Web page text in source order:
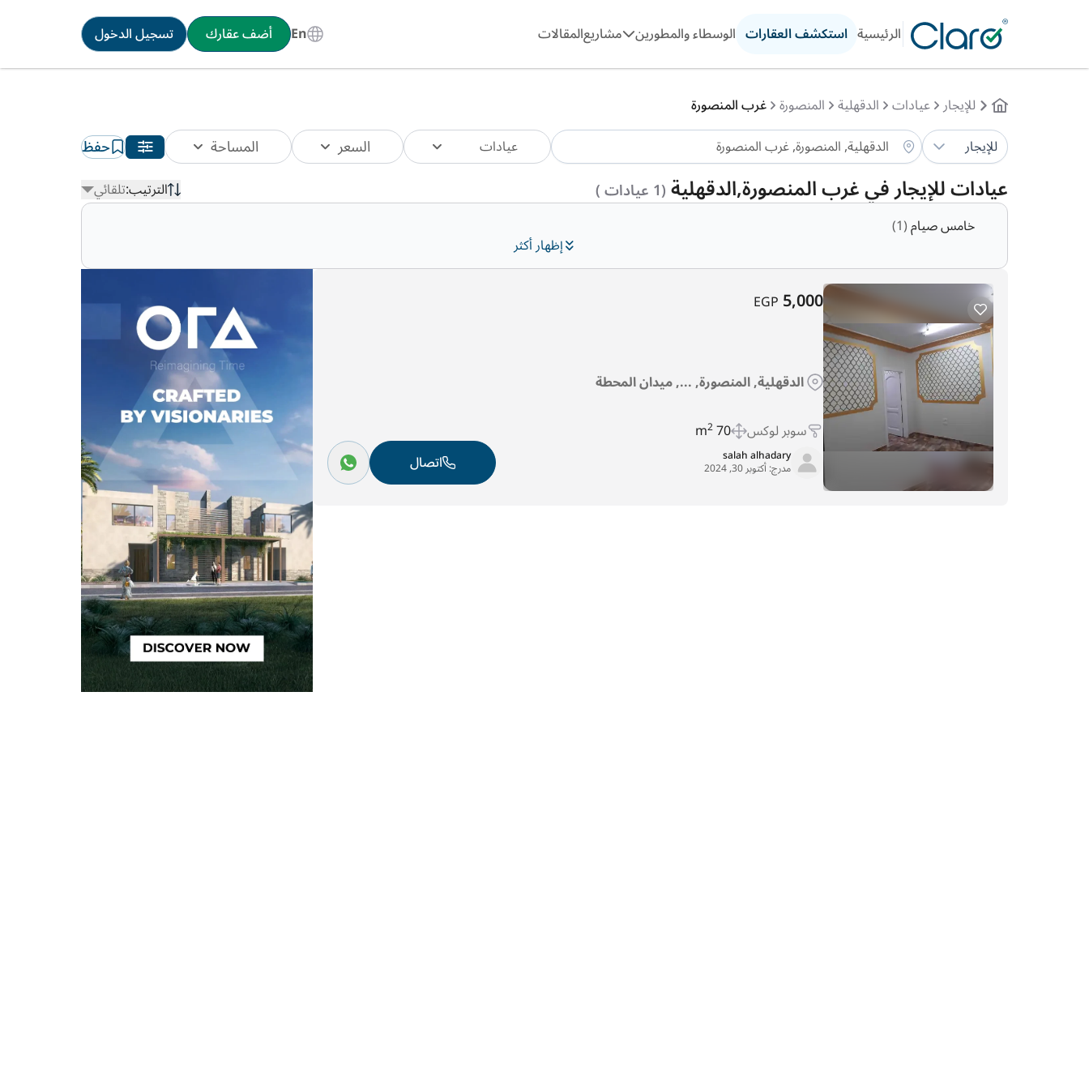
الرئيسية استكشف العقارات الوسطاء والمطورين مشاريعالمقالات En أضف عقارك تسجيل الدخول
للإيجار عيادات الدقهلية المنصورة غرب المنصورة
للإيجار
عيادات السعر المساحة حفظ
عيادات للإيجار في غرب المنصورة,الدقهلية(1 عيادات ) الترتيب:تلقائي
إظهار أكثر
خامس صيام(1)
5,000
EGP
الدقهلية, المنصورة, ..., ميدان المحطة
سوبر لوكس 70 m
2
salah alhadary
مدرج:أكتوبر 30, 2024 اتصال